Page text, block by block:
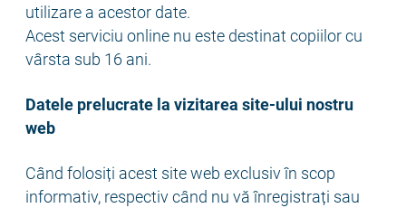
utilizare a acestor date.
Acest serviciu online nu este destinat copiilor cu
vârsta sub 16 ani.
Datele prelucrate la vizitarea site-ului nostru
web
Când folosiți acest site web exclusiv în scop
informativ, respectiv când nu vă înregistrați sau